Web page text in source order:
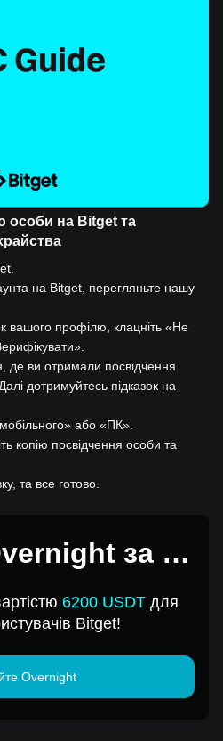
особи на Bitget та
на Bitget, перегляньте нашу
вашого профілю, клацніть «Не
де ви отримали посвідчення
дотримуйтесь підказок на
або «ПК».
копію посвідчення особи та
та все готово.
за 1
6200 USDT для
Bitget!
Overnight